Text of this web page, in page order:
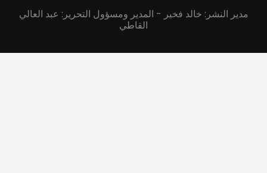
مدير النشر: خالد فخير - المدير ومسؤول التحرير: عبد العالي
القاطي